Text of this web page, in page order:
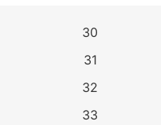
30
31
32
33